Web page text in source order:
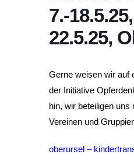
7.-
22.5.25,
Gerne weisen wir auf
der Initiative
hin, wir beteiligen uns
Vereinen und
oberursel –